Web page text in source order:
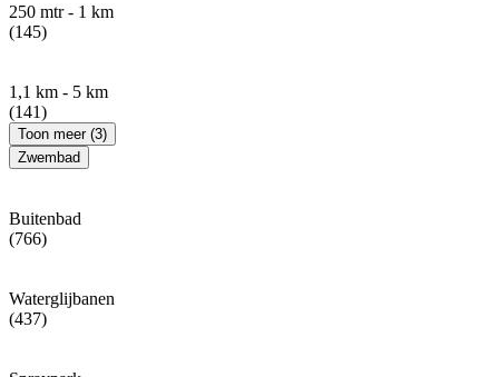
250 mtr - 1 km
(145)
1,1 km - 5 km
(141)
Toon meer (3)
Zwembad
Buitenbad
(766)
Waterglijbanen
(437)